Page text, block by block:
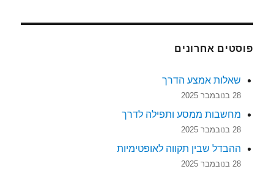
פוסטים אחרונים
שאלות אמצע הדרך
28 בנובמבר 2025
מחשבות ממסע ותפילה לדרך
28 בנובמבר 2025
ההבדל שבין תקווה לאופטימיות
28 בנובמבר 2025